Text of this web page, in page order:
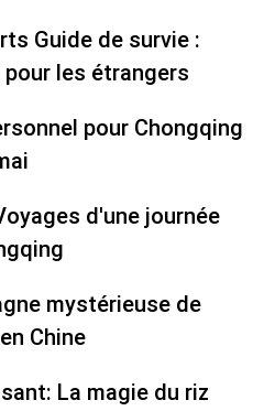
Guide de survie :
les étrangers
pour Chongqing
d'une journée
mystérieuse de
Chine
La magie du riz